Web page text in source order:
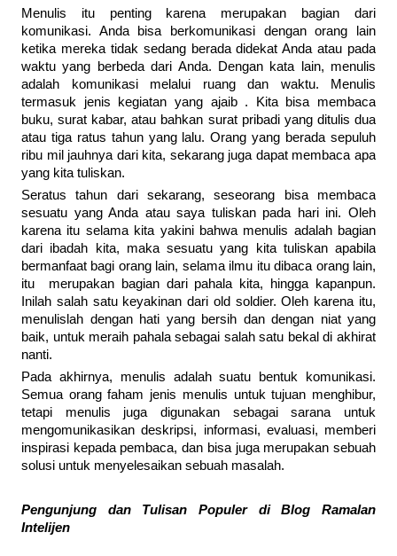
Menulis itu penting karena merupakan bagian dari
komunikasi. Anda bisa berkomunikasi dengan orang lain
ketika mereka tidak sedang berada didekat Anda atau pada
waktu yang berbeda dari Anda. Dengan kata lain, menulis
adalah komunikasi melalui ruang dan waktu. Menulis
termasuk jenis kegiatan yang ajaib . Kita bisa membaca
buku, surat kabar, atau bahkan surat pribadi yang ditulis dua
atau tiga ratus tahun yang lalu. Orang yang berada sepuluh
ribu mil jauhnya dari kita, sekarang juga dapat membaca apa
yang kita tuliskan.
Seratus tahun dari sekarang, seseorang bisa membaca
sesuatu yang Anda atau saya tuliskan pada hari ini. Oleh
karena itu selama kita yakini bahwa menulis adalah bagian
dari ibadah kita, maka sesuatu yang kita tuliskan apabila
bermanfaat bagi orang lain, selama ilmu itu dibaca orang lain,
itu merupakan bagian dari pahala kita, hingga kapanpun.
Inilah salah satu keyakinan dari old soldier. Oleh karena itu,
menulislah dengan hati yang bersih dan dengan niat yang
baik, untuk meraih pahala sebagai salah satu bekal di akhirat
nanti.
Pada akhirnya, menulis adalah suatu bentuk komunikasi.
Semua orang faham jenis menulis untuk tujuan menghibur,
tetapi menulis juga digunakan sebagai sarana untuk
mengomunikasikan deskripsi, informasi, evaluasi, memberi
inspirasi kepada pembaca, dan bisa juga merupakan sebuah
solusi untuk menyelesaikan sebuah masalah.
Pengunjung dan Tulisan Populer di Blog Ramalan
Intelijen